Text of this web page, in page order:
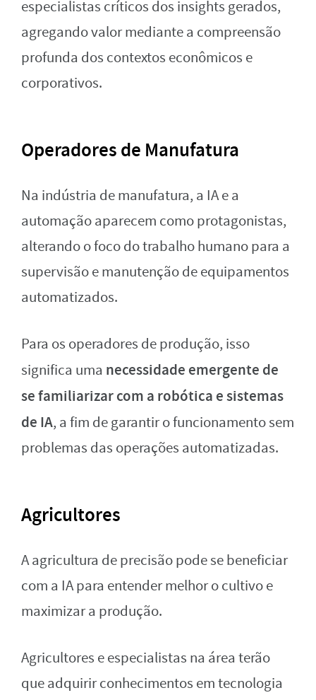
especialistas críticos dos insights gerados,
agregando valor mediante a compreensão
profunda dos contextos econômicos e
corporativos.
Operadores de Manufatura
Na indústria de manufatura, a IA e a
automação aparecem como protagonistas,
alterando o foco do trabalho humano para a
supervisão e manutenção de equipamentos
automatizados.
Para os operadores de produção, isso
significa uma necessidade emergente de
se familiarizar com a robótica e sistemas
de IA, a fim de garantir o funcionamento sem
problemas das operações automatizadas.
Agricultores
A agricultura de precisão pode se beneficiar
com a IA para entender melhor o cultivo e
maximizar a produção.
Agricultores e especialistas na área terão
que adquirir conhecimentos em tecnologia